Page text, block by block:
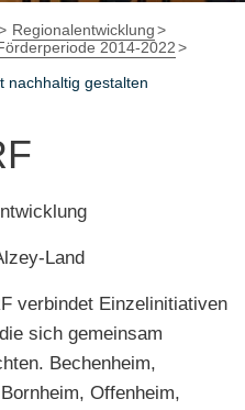
Regionalentwicklung
2014-2022
nachhaltig gestalten
Land
verbindet Einzelinitiativen
sich gemeinsam
Bechenheim,
Offenheim,